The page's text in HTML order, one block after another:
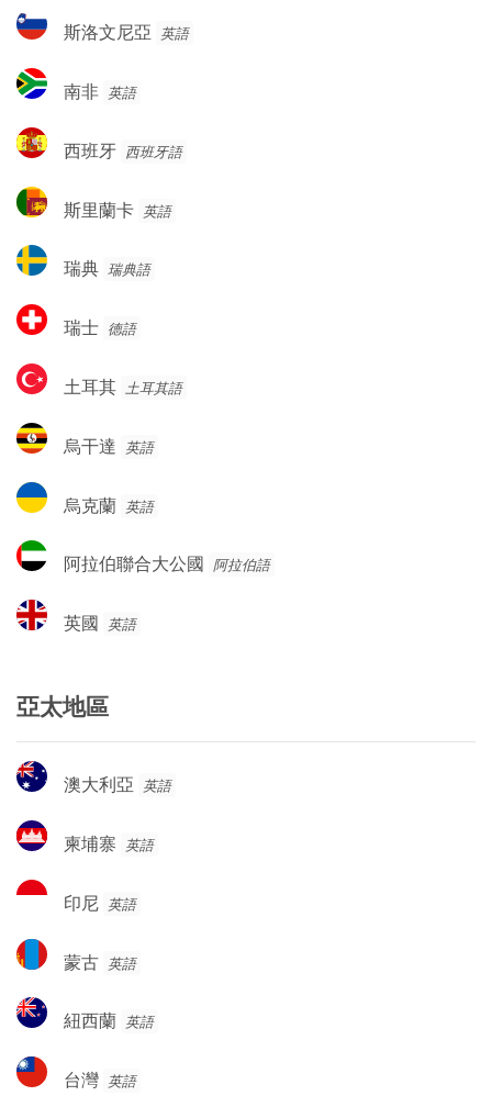
克
斯
洛
尼
斯洛文尼亞 英語
南
非
南非 英語
西
班
西班牙 西班牙語
斯
里
卡
斯里蘭卡 英語
瑞
典
瑞典 瑞典語
瑞
士
瑞士 德語
土
耳
土耳其 土耳其語
烏
干
烏干達 英語
烏
克
烏克蘭 英語
阿
拉
聯
公
阿拉伯聯合大公國 阿拉伯語
英
國
英國 英語
亞太地區
澳
大
亞
澳大利亞 英語
柬
埔
柬埔寨 英語
印
尼
印尼 英語
蒙
古
蒙古 英語
紐
西
紐西蘭 英語
台
灣
台灣 英語